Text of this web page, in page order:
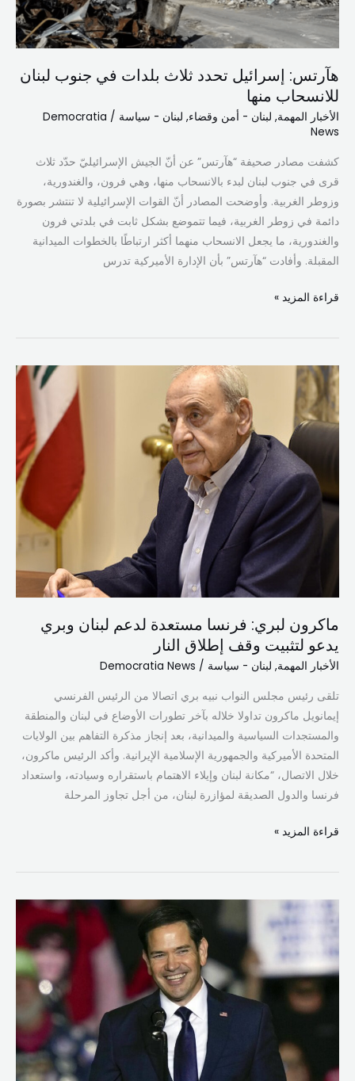
هآرتس: إسرائيل تحدد ثلاث بلدات في جنوب لبنان
للانسحاب منها
الأخبار المهمة, لبنان - أمن وقضاء, لبنان - سياسة /
Democratia
News
كشفت مصادر صحيفة “هآرتس” عن أنّ الجيش الإسرائيليّ حدّد ثلاث
قرى في جنوب لبنان لبدء بالانسحاب منها، وهي فرون، والغندورية،
وزوطر الغربية. وأوضحت المصادر أنّ القوات الإسرائيلية لا تنتشر بصورة
دائمة في زوطر الغربية، فيما تتموضع بشكل ثابت في بلدتي فرون
والغندورية، ما يجعل الانسحاب منهما أكثر ارتباطًا بالخطوات الميدانية
المقبلة. وأفادت “هآرتس” بأن الإدارة الأميركية تدرس
لبنان
للانسحاب
قراءة المزيد »
ماكرون لبري: فرنسا مستعدة لدعم لبنان وبري
يدعو لتثبيت وقف إطلاق النار
الأخبار المهمة, لبنان - سياسة /
Democratia News
تلقى رئيس مجلس النواب نبيه بري اتصالا من الرئيس الفرنسي
إيمانويل ماكرون تداولا خلاله بآخر تطورات الأوضاع في لبنان والمنطقة
والمستجدات السياسية والميدانية، بعد إنجاز مذكرة التفاهم بين الولايات
المتحدة الأميركية والجمهورية الإسلامية الإيرانية. وأكد الرئيس ماكرون،
خلال الاتصال، “مكانة لبنان وإيلاء الاهتمام باستقراره وسيادته، واستعداد
فرنسا والدول الصديقة لمؤازرة لبنان، من أجل تجاوز المرحلة
ماكرون
لبري:
فرنسا
مستعدة
لدعم
وبري
يدعو
لتثبيت
قراءة المزيد »
روبيو
الى
ابوظبي:
لبنان
إيران